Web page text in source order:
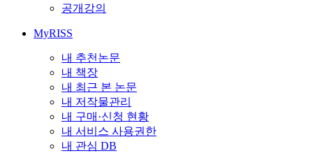
공개강의
MyRISS
내 추천논문
내 책장
내 최근 본 논문
내 저작물관리
내 구매·신청 현황
내 서비스 사용권한
내 관심 DB